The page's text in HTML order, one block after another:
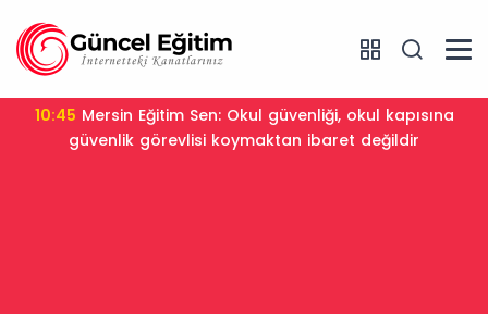
10:45
güvenlik görevlisi koymaktan ibaret değildir